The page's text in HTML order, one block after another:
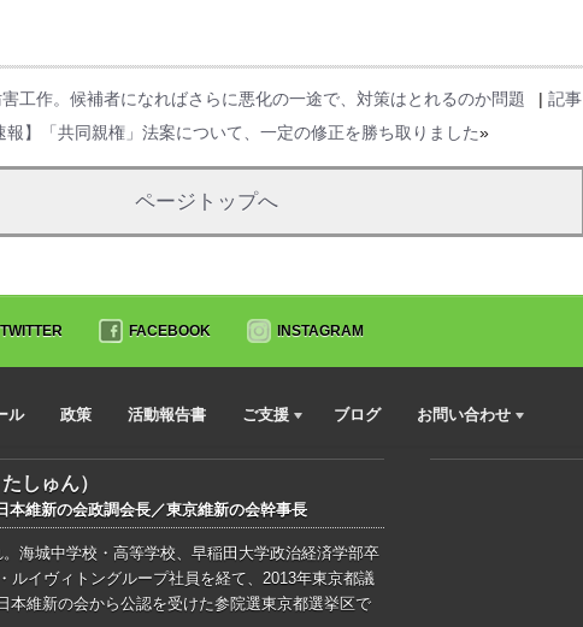
工作。候補者になればさらに悪化の一途で、対策はとれるのか問題 | 記事
報】「共同親権」法案について、一定の修正を勝ち取りました»
ページトップへ
TWITTER FACEBOOK INSTAGRAM
ル 政策 活動報告書 ご支援 ブログ お問い合わせ
しゅん）
本維新の会政調会長／東京維新の会幹事長
海城中学校・高等学校、早稲田大学政治経済学部卒
ルイヴィトングループ社員を経て、2013年東京都議
本維新の会から公認を受けた参院選東京都選挙区で